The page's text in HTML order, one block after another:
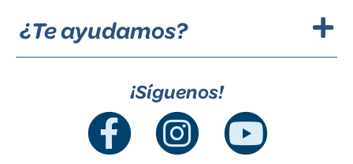
¿Te ayudamos?
¡Síguenos!